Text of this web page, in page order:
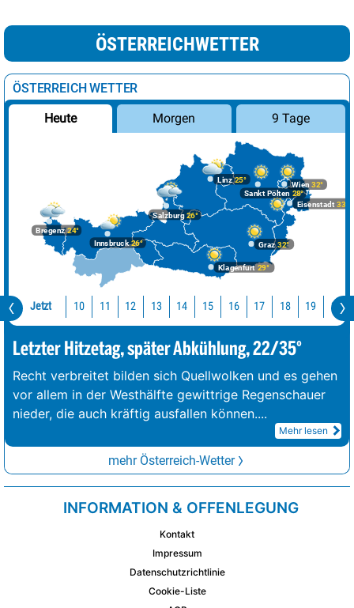
ÖSTERREICHWETTER
ÖSTERREICH WETTER
Heute Morgen 9 Tage
Bregenz24°
Graz32°
Innsbruck26°
Klagenfurt 29°
Linz25°
Salzburg26°
Wien 32°
Eisenstadt 33°
Sankt Pölten 28°
Jetzt 10 11 12 13 14 15 16 17 18 19 20
Letzter Hitzetag, später Abkühlung, 22/35°
Recht verbreitet bilden sich Quellwolken und es gehen
vor allem in der Westhälfte gewittrige Regenschauer
nieder, die auch kräftig ausfallen können....
Mehr lesen
mehr Österreich-Wetter
INFORMATION & OFFENLEGUNG
Kontakt
Impressum
Datenschutzrichtlinie
Cookie-Liste